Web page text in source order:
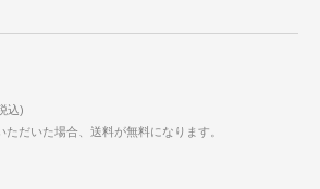
込)
だいた場合、送料が無料になります。